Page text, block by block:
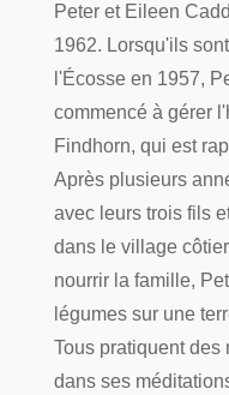
Peter et Eileen
1962. Lorsqu'ils
l'Écosse en 1957,
commencé à gérer
Findhorn, qui est
Après plusieurs
avec leurs trois fils
dans le village
nourrir la famille,
légumes sur une
Tous pratiquent des
dans ses